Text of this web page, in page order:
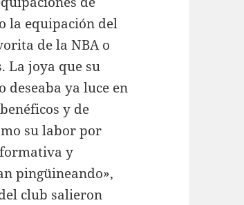
la equipación del
de la NBA o
La joya que su
deseaba ya luce en
y de
su labor por
y
pingüineando»,
club salieron